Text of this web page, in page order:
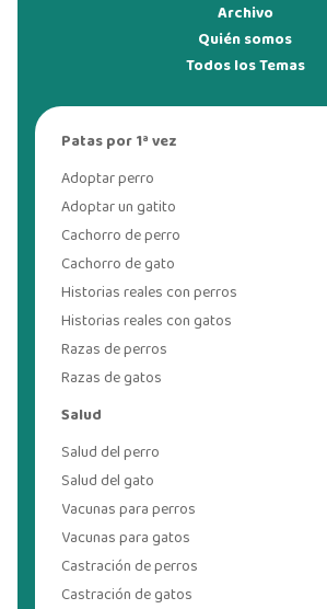
Archivo
Quién somos
Todos los Temas
Patas por 1ª vez
Adoptar perro
Adoptar un gatito
Cachorro de perro
Cachorro de gato
Historias reales con perros
Historias reales con gatos
Razas de perros
Razas de gatos
Salud
Salud del perro
Salud del gato
Vacunas para perros
Vacunas para gatos
Castración de perros
Castración de gatos